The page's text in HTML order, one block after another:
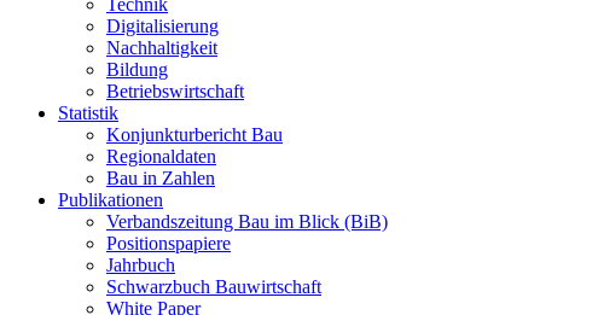
Digitalisierung
Nachhaltigkeit
Bildung
Betriebswirtschaft
Statistik
Konjunkturbericht Bau
Regionaldaten
Bau in Zahlen
Publikationen
Verbandszeitung Bau im Blick (BiB)
Positionspapiere
Jahrbuch
Schwarzbuch Bauwirtschaft
White Paper